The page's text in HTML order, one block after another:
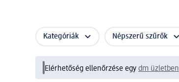
Kategóriák Népszerű szűrők
Elérhetőség ellenőrzése egy dm üzletben